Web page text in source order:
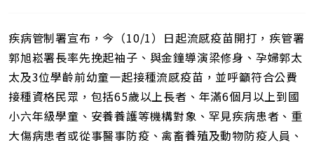
短
網
址
頁
疾病管制署宣布，今（10/1）日起流感疫苗開打，疾管署
郭旭崧署長率先挽起袖子、與金鐘導演梁修身、孕婦郭太
太及3位學齡前幼童一起接種流感疫苗，並呼籲符合公費
接種資格民眾，包括65歲以上長者、年滿6個月以上到國
小六年級學童、安養養護等機構對象、罕見疾病患者、重
大傷病患者或從事醫事防疫、禽畜養殖及動物防疫人員、